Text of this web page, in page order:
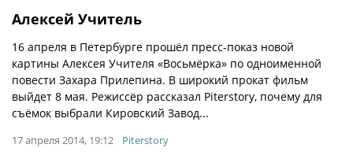
Алексей Учитель
16 апреля в Петербурге прошёл пресс-показ новой
картины Алексея Учителя «Восьмёрка» по одноименной
повести Захара Прилепина. В широкий прокат фильм
выйдет 8 мая. Режиссёр рассказал Piterstory, почему для
съёмок выбрали Кировский Завод...
17 апреля 2014, 19:12 Piterstory